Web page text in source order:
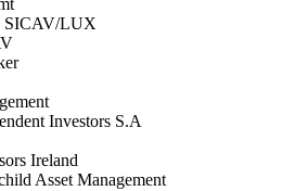
SICAV/LUX
Investors S.A
Ireland
Asset Management